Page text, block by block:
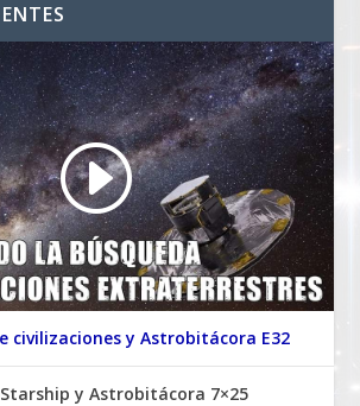
civilizaciones y Astrobitácora E32
Starship y Astrobitácora 7×25